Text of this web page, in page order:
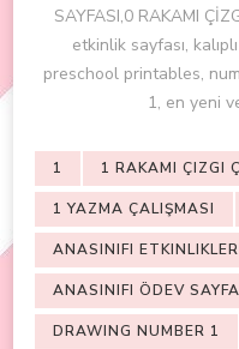
SAYFASI,0 RAKAMI
etkinlik sayfası,
preschool printables,
1, en yeni
1 1 RAKAMI ÇIZGI
1 YAZMA ÇALIŞMASI
ANASINIFI
ANASINIFI ÖDEV
DRAWING NUMBER 1